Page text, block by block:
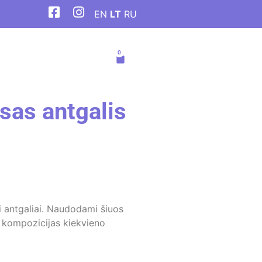
EN LT RU
antgalis
Naudodami šiuos
kiekvieno